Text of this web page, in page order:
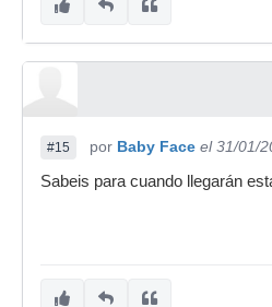
#15 por Baby Face el 31/01/
Sabeis para cuando llegarán